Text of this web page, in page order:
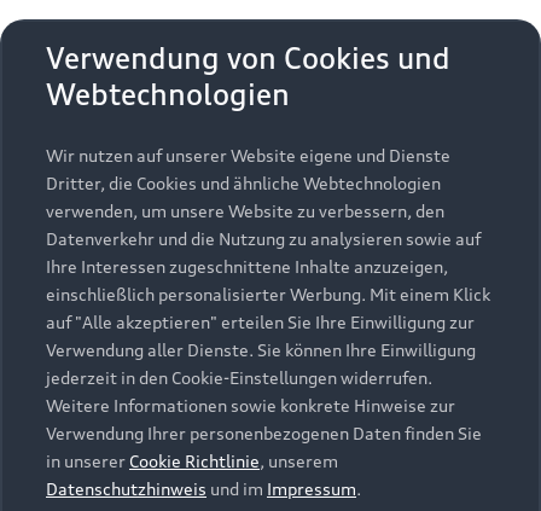
Verwendung von Cookies und
Webtechnologien
Wir nutzen auf unserer Website eigene und Dienste
Dritter, die Cookies und ähnliche Webtechnologien
verwenden, um unsere Website zu verbessern, den
Datenverkehr und die Nutzung zu analysieren sowie auf
Ihre Interessen zugeschnittene Inhalte anzuzeigen,
einschließlich personalisierter Werbung. Mit einem Klick
auf "Alle akzeptieren" erteilen Sie Ihre Einwilligung zur
Verwendung aller Dienste. Sie können Ihre Einwilligung
jederzeit in den Cookie-Einstellungen widerrufen.
Weitere Informationen sowie konkrete Hinweise zur
Verwendung Ihrer personenbezogenen Daten finden Sie
in unserer Cookie Richtlinie, unserem
Datenschutzhinweis und im Impressum.
Zurück nach oben
Modelle
Alle Modelle
Modelle vergleichen
Elektromodelle
Plug-in-Hybride
Kaufen & leasen
Neuwagensuche
Gebrauchtwagensuche
Gebrauchtwagen
Finanzierung
Aktionen & Angebote
Geschäftskunden
Service & Zubehör
Saisonale Angebote
Audi Services
Garantie
Audi digital services
myAudi
Support
Kundenservice
Händlersuche
Audi Code
Über Audi
Unternehmen
Karriere